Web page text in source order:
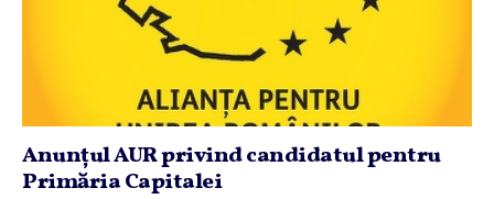
Anunţul AUR privind candidatul pentru
Primăria Capitalei